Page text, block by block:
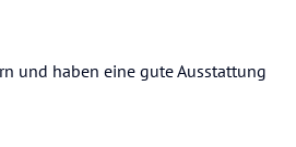
und haben eine gute Ausstattung